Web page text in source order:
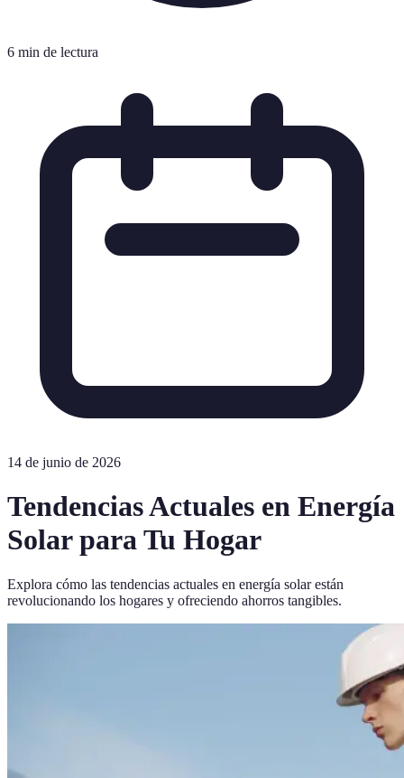
6 min de lectura
14 de junio de 2026
Tendencias Actuales en Energía
Solar para Tu Hogar
Explora cómo las tendencias actuales en energía solar están
revolucionando los hogares y ofreciendo ahorros tangibles.